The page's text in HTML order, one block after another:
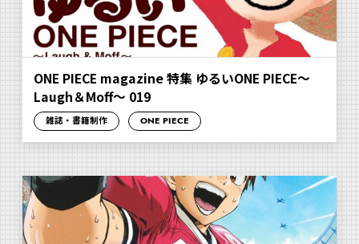
ONE PIECE magazine 特集 ゆるいONE PIECE～
Laugh＆Moff～ 019
雑誌・書籍制作 ONE PIECE